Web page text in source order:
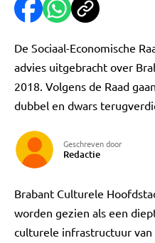
De Sociaal-Economische
advies uitgebracht over
2018. Volgens de Raad
dubbel en dwars
Geschreven door
Redactie
Brabant Culturele
worden gezien als een
culturele infrastructuur